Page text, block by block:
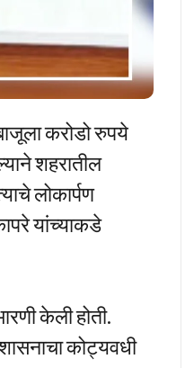
करोडो रुपये
शहरातील
लोकार्पण
यांच्याकडे
केली होती.
कोट्यवधी